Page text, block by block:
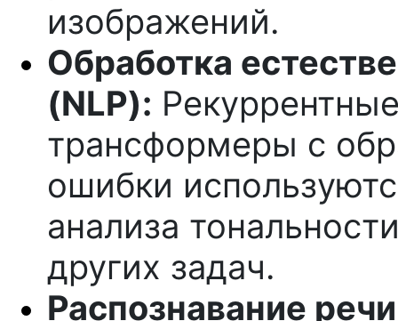
изображений.
Обработка
(NLP):
трансформеры с
ошибки
анализа
других задач.
Распознавание